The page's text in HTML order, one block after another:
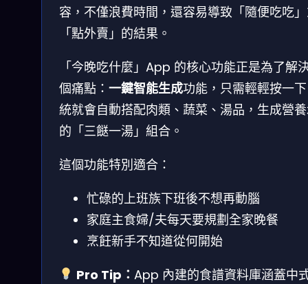
容，不僅浪費時間，還容易導致「隨便吃吃
「點外賣」的結果。
「今晚吃什麼」App 的核心功能正是為了解
個痛點： 一鍵智能生成功能，只需輕輕按一
統就會自動搭配肉類、蔬菜、湯品，生成營
的「三餸一湯」組合。
這個功能特別適合：
忙碌的上班族下班後不想再動腦
家庭主食婦/夫每天要規劃全家晚餐
烹飪新手不知道從何開始
Pro Tip： App 內建的食譜資料庫涵蓋中